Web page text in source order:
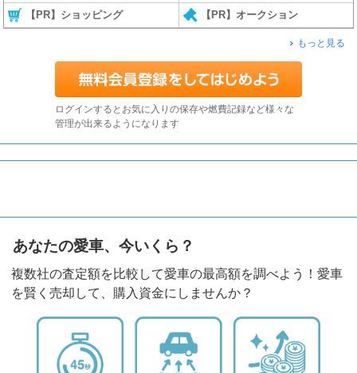
【PR】ショッピング 【PR】オークション
もっと見る
ログインするとお気に入りの保存や燃費記録など様々な
管理が出来るようになります
あなたの愛車、今いくら？
複数社の査定額を比較して愛車の最高額を調べよう！愛車
を賢く売却して、購入資金にしませんか？